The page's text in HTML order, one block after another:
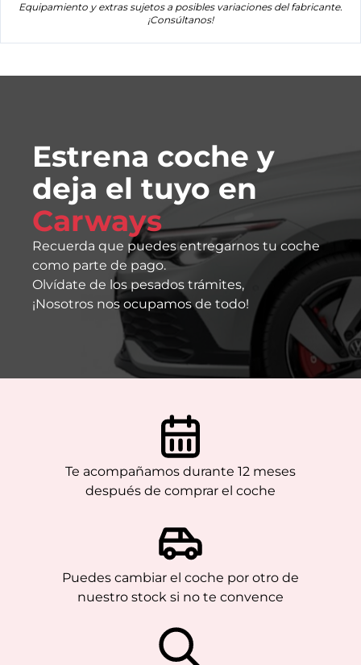
Equipamiento y extras sujetos a posibles variaciones del fabricante.
¡Consúltanos!
Estrena coche y
deja el tuyo en
Carways
Recuerda que puedes entregarnos tu coche
como parte de pago.
Olvídate de los pesados trámites,
¡Nosotros nos ocupamos de todo!
Te acompañamos durante 12 meses
después de comprar el coche
Puedes cambiar el coche por otro de
nuestro stock si no te convence